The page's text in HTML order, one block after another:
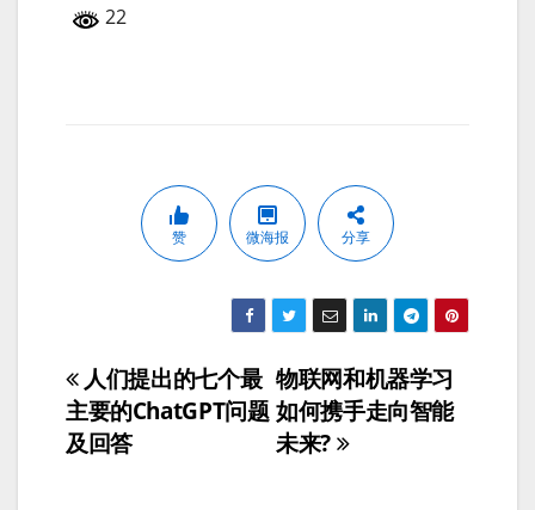
22
赞 微海报 分享
文
章
物联网和机器学习
如何携手走向智能
未来?
人们提出的七个最
主要的ChatGPT问题
及回答